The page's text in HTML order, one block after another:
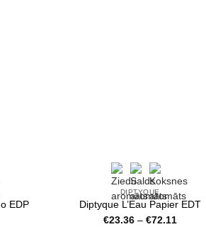
EDP
DIPTYQUE
Diptyque L’Eau Papier EDT
€23.36 – €72.11